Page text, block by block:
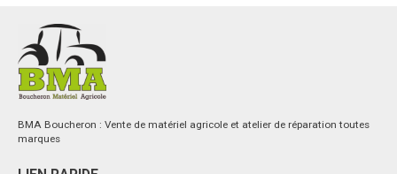
BMA Boucheron : Vente de matériel agricole et atelier de réparation toutes
marques